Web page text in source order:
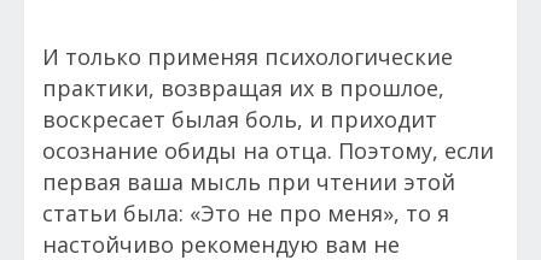
И только применяя психологические
практики, возвращая их в прошлое,
воскресает былая боль, и приходит
осознание обиды на отца. Поэтому, если
первая ваша мысль при чтении этой
статьи была: «Это не про меня», то я
настойчиво рекомендую вам не